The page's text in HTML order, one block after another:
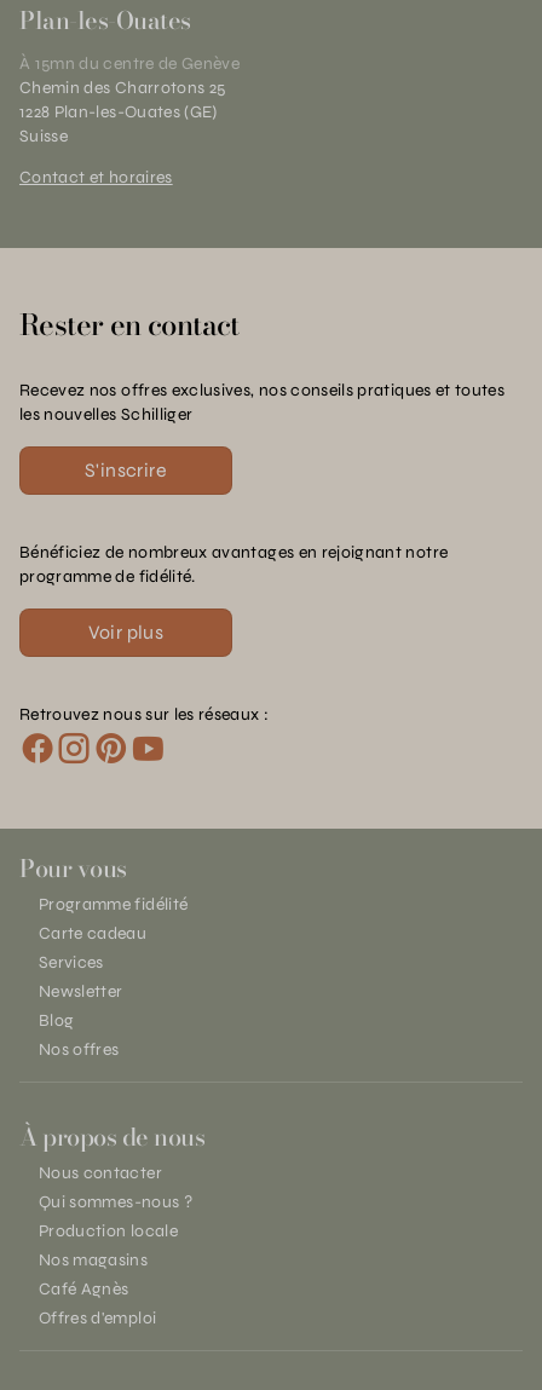
Plan-les-Ouates
À 15mn du centre de Genève
Chemin des Charrotons 25
1228 Plan-les-Ouates (GE)
Suisse
Contact et horaires
Rester en contact
Recevez nos offres exclusives, nos conseils pratiques et toutes
les nouvelles Schilliger
S'inscrire
Bénéficiez de nombreux avantages en rejoignant notre
programme de fidélité.
Voir plus
Retrouvez nous sur les réseaux :
Pour vous
Programme fidélité
Carte cadeau
Services
Newsletter
Blog
Nos offres
À propos de nous
Nous contacter
Qui sommes-nous ?
Production locale
Nos magasins
Café Agnès
Offres d'emploi